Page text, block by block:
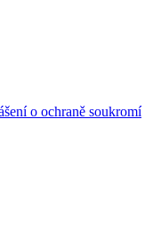
o ochraně soukromí